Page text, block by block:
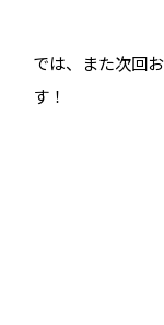
では、また次回
す！